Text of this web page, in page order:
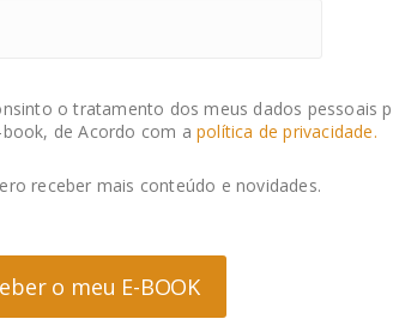
o tratamento dos meus dados pessoais
book, de Acordo com a política de privacidade.
receber mais conteúdo e novidades.